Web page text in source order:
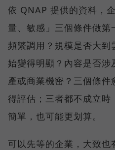
依 QNAP 提供的資料，
量、敏感」三個條件做第
頻繁調用？規模是否大到
始變得明顯？內容是否涉
產或商業機密？三個條件
得評估；三者都不成立
簡單，也可能更划算。
可以先等的企業，大致也